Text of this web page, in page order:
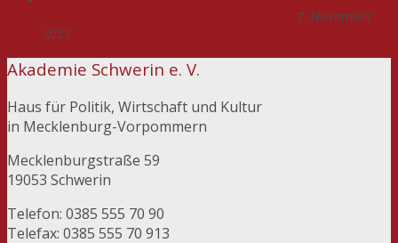
7. November
2023
Akademie Schwerin e. V.
Haus für Politik, Wirtschaft und Kultur
in Mecklenburg-Vorpommern
Mecklenburgstraße 59
19053 Schwerin
Telefon: 0385 555 70 90
Telefax: 0385 555 70 913